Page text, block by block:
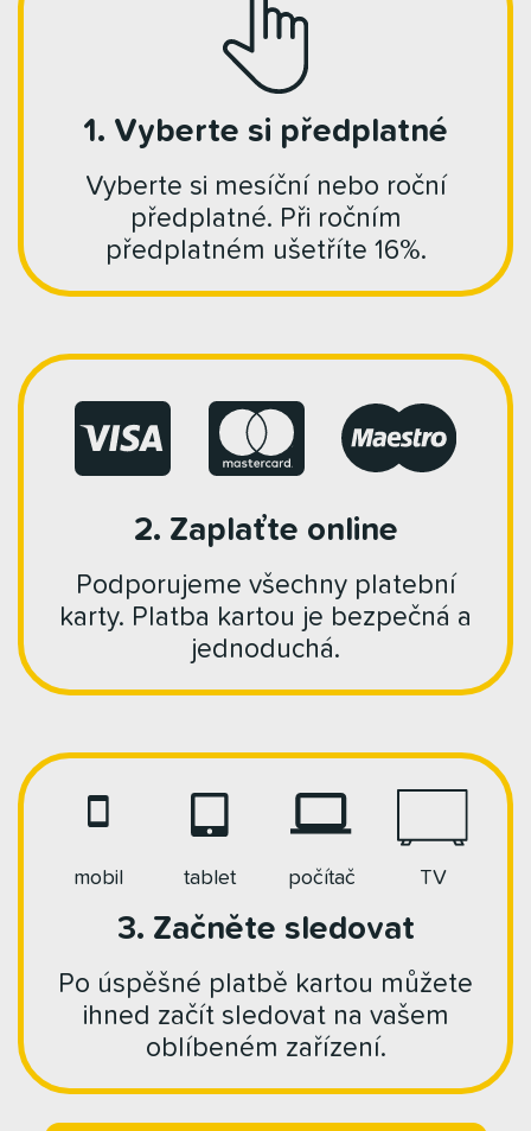
1. Vyberte si předplatné
Vyberte si mesíční nebo roční
předplatné. Při ročním
předplatném ušetříte 16%.
2. Zaplaťte online
Podporujeme všechny platební
karty. Platba kartou je bezpečná a
jednoduchá.
mobil tablet počítač TV
3. Začněte sledovat
Po úspěšné platbě kartou můžete
ihned začít sledovat na vašem
oblíbeném zařízení.